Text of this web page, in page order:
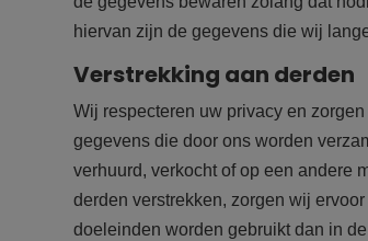
hiervan zijn de gegevens die wij
Verstrekking aan derden
Wij respecteren uw privacy en
gegevens die door ons worden
verhuurd, verkocht of op een andere
derden verstrekken, zorgen wij
doeleinden worden gebruikt dan in